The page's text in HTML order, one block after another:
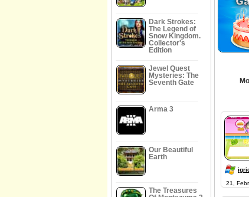
Dark Strokes:
The Legend of
Snow Kingdom.
Collector's
Edition
Jewel Quest
Mysteries: The
Seventh Gate
Arma 3
Our Beautiful
Earth
The Treasures
21,